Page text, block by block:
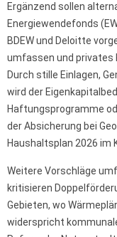
Ergänzend sollen
Energiewendefonds
BDEW und Deloitte
umfassen und privates
Durch stille Einlagen,
wird der
Haftungsprogramme
der Absicherung bei
Haushaltsplan 2026 im
Weitere Vorschläge
kritisieren
Gebieten, wo
widerspricht